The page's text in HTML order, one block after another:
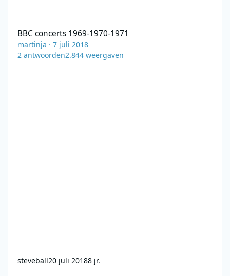
BBC concerts 1969-1970-1971
martinja ·7 juli 2018
2 antwoorden2.844 weergaven
steveball20 juli 20188 jr.